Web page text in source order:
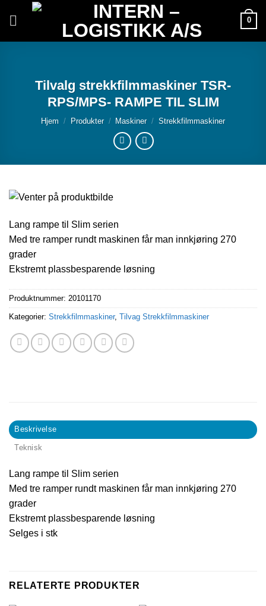
0
Tilvalg strekkfilmmaskiner TSR-
RPS/MPS- RAMPE TIL SLIM
Hjem / Produkter / Maskiner / Strekkfilmmaskiner
Lang rampe til Slim serien
Med tre ramper rundt maskinen får man innkjøring 270
grader
Ekstremt plassbesparende løsning
Produktnummer: 20101170
Kategorier: Strekkfilmmaskiner, Tilvag Strekkfilmmaskiner
Beskrivelse
Teknisk
Lang rampe til Slim serien
Med tre ramper rundt maskinen får man innkjøring 270
grader
Ekstremt plassbesparende løsning
Selges i stk
RELATERTE PRODUKTER